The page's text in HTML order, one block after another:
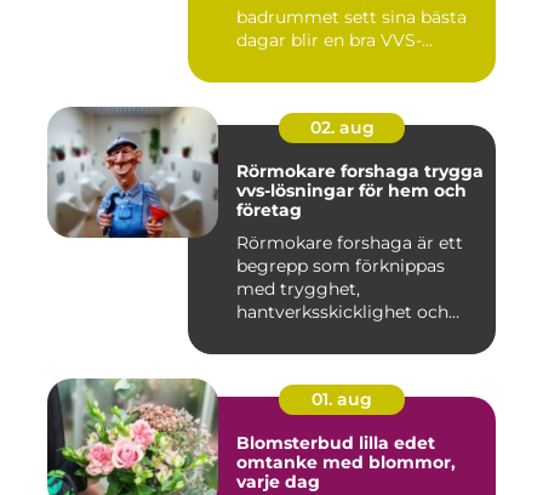
badrummet sett sina bästa
dagar blir en bra VVS-
02. aug
Rörmokare forshaga trygga
vvs-lösningar för hem och
företag
Rörmokare forshaga är ett
begrepp som förknippas
med trygghet,
hantverksskicklighet och
01. aug
Blomsterbud lilla edet
omtanke med blommor,
varje dag